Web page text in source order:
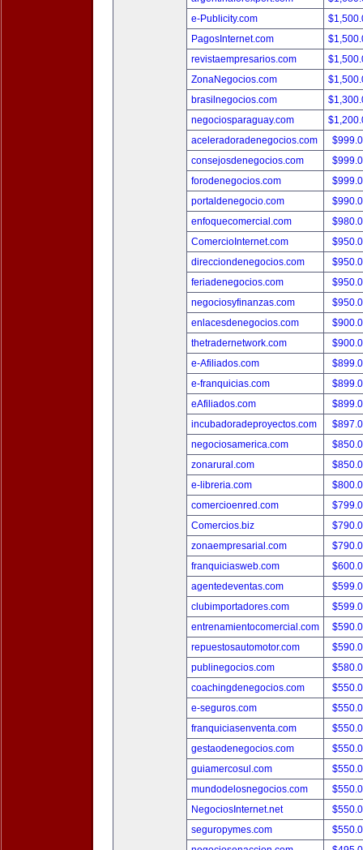
e-Publicity.com
PagosInternet.com
revistaempresarios.com
ZonaNegocios.com
brasilnegocios.com
negociosparaguay.com
aceleradoradenegocios.com
consejosdenegocios.com
forodenegocios.com
portaldenegocio.com
enfoquecomercial.com
ComercioInternet.com
direcciondenegocios.com
feriadenegocios.com
negociosyfinanzas.com
enlacesdenegocios.com
thetradernetwork.com
e-Afiliados.com
e-franquicias.com
eAfiliados.com
incubadoradeproyectos.com
negociosamerica.com
zonarural.com
e-libreria.com
comercioenred.com
Comercios.biz
zonaempresarial.com
franquiciasweb.com
agentedeventas.com
clubimportadores.com
entrenamientocomercial.com
repuestosautomotor.com
publinegocios.com
coachingdenegocios.com
e-seguros.com
franquiciasenventa.com
gestaodenegocios.com
guiamercosul.com
mundodelosnegocios.com
NegociosInternet.net
seguropymes.com